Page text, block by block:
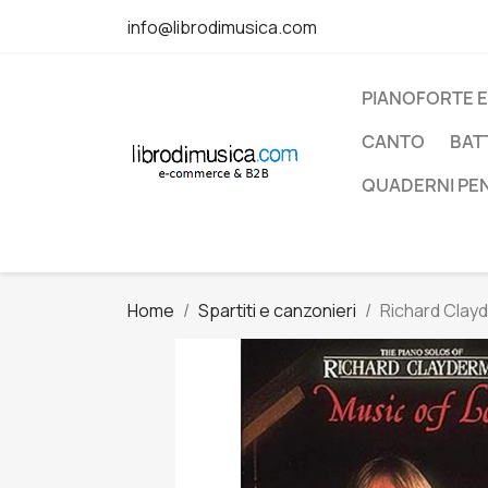
info@librodimusica.com
PIANOFORTE
CANTO
QUADERNI
Home Spartiti e canzonieri Richard